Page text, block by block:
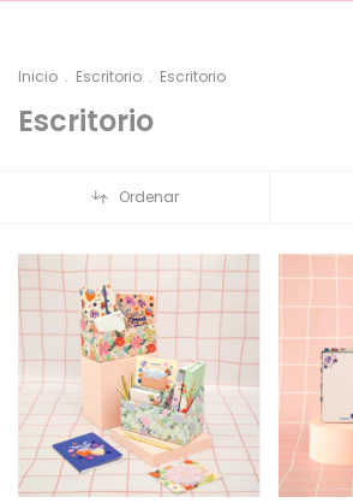
Inicio . Escritorio . Escritorio
Escritorio
Ordenar